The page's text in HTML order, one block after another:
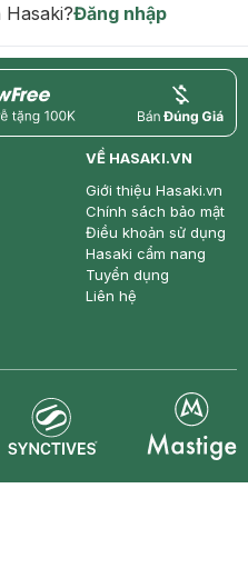
Đăng nhập
price
VỀ HASAKI.VN
Giới thiệu Hasaki.vn
Chính sách bảo mật
Điều khoản sử dụng
Hasaki cẩm nang
Tuyển dụng
Liên hệ